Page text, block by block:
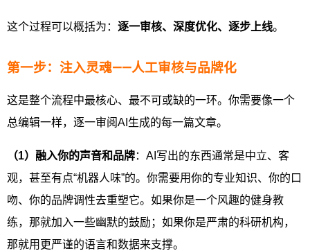
这个过程可以概括为： 逐一审核、深度优化、逐步上线。
第一步：注入灵魂——人工审核与品牌化
这是整个流程中最核心、最不可或缺的一环。你需要像一个
总编辑一样，逐一审阅AI生成的每一篇文章。
（1）融入你的声音和品牌：AI写出的东西通常是中立、客
观，甚至有点“机器人味”的。你需要用你的专业知识、你的口
吻、你的品牌调性去重塑它。如果你是一个风趣的健身教
练，那就加入一些幽默的鼓励；如果你是严肃的科研机构，
那就用更严谨的语言和数据来支撑。